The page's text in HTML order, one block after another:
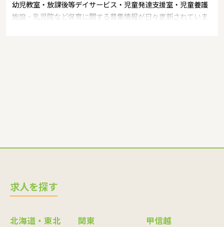
幼児教室・放課後等デイサービス・児童発達支援室・児童養護
施設・乳児院など保育に関する募集情報が日々更新されていま
求人を探す
北海道・東北 関東 甲信越